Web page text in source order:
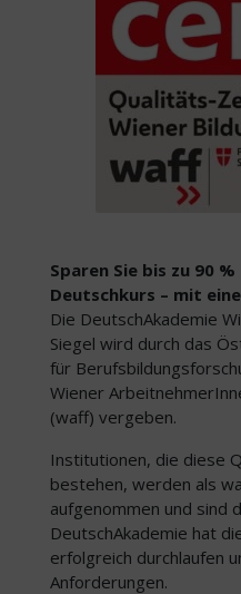
Sparen Sie bis zu 90
Deutschkurs – mit
Die DeutschAkademie
Siegel wird durch das
für
Wiener
(waff) vergeben.
Institutionen, die diese
bestehen, werden als
aufgenommen und sind
DeutschAkademie hat
erfolgreich durchlaufen
Anforderungen.